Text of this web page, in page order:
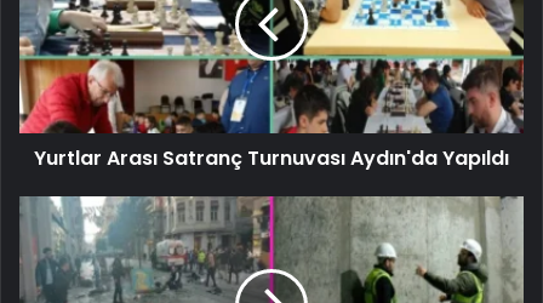
Yurtlar Arası Satranç Turnuvası Aydın'da Yapıldı